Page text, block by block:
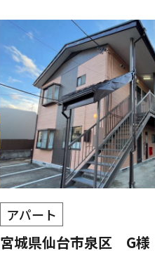
アパート
宮城県仙台市泉区 G様